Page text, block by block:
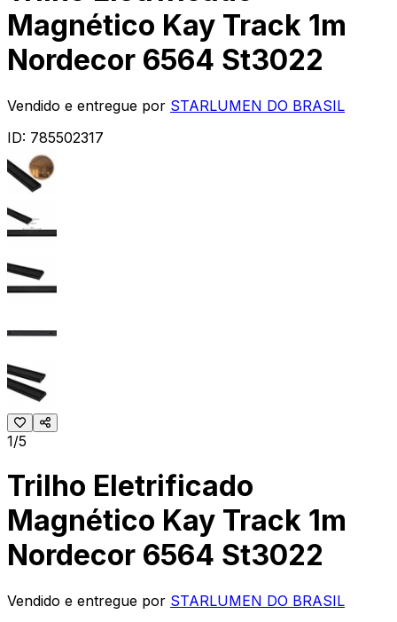
Magnético Kay Track 1m
Nordecor 6564 St3022
Vendido e entregue por STARLUMEN DO BRASIL
ID: 785502317
1/5
Trilho Eletrificado
Magnético Kay Track 1m
Nordecor 6564 St3022
Vendido e entregue por STARLUMEN DO BRASIL